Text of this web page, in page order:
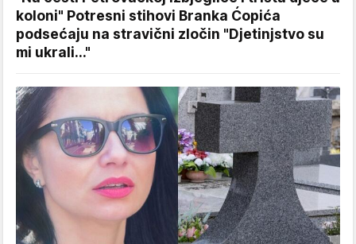
koloni" Potresni stihovi Branka Ćopića
podsećaju na stravični zločin "Djetinjstvo su
mi ukrali..."